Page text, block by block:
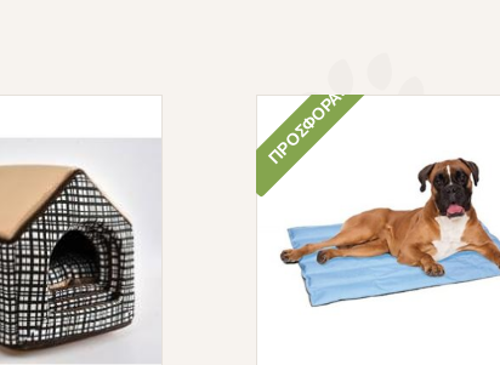
ΠΡΟΣΦΟΡΆ!